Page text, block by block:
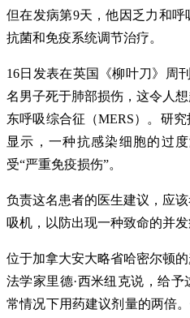
但在发病第9天，他因乏力和
抗菌和免疫系统调节治疗。
16日发表在英国《柳叶刀》周
名男子死于肺部损伤，这令人
东呼吸综合征（MERS）。研
显示，一种抗感染细胞的过
受“严重免疫损伤”。
负责这名患者的医生建议，应
吸机，以防出现一种致命的并
位于加拿大安大略省哈密尔顿
法学家里德·西米纽克说，给
常情况下用药建议剂量的两倍